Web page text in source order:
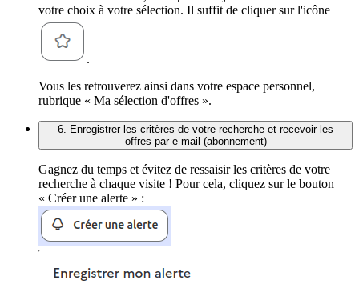
votre choix à votre sélection. Il suffit de cliquer sur l'icône
.
Vous les retrouverez ainsi dans votre espace personnel,
rubrique « Ma sélection d'offres ».
6. Enregistrer les critères de votre recherche et recevoir les
offres par e-mail (abonnement)
Gagnez du temps et évitez de ressaisir les critères de votre
recherche à chaque visite ! Pour cela, cliquez sur le bouton
« Créer une alerte » :